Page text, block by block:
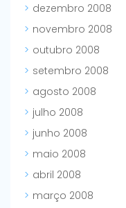
dezembro 2008
novembro 2008
outubro 2008
setembro 2008
agosto 2008
julho 2008
junho 2008
maio 2008
abril 2008
março 2008